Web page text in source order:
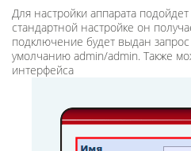
Для настройки аппарата
стандартной настройке он
подключение будет выдан
умолчанию admin/admin. Также
интерфейса